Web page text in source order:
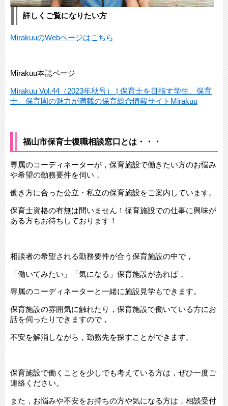
詳しくご覧になりたい方
MirakuuのWebページはこちら
Mirakuu本誌ページ
Mirakuu​ Vol.44（2023年秋号） | 保育士を目指す学生、保育
士、保育園の魅力が満載の保育総合情報サイトMirakuu​
福山市保育士復職相談窓口とは・・・
専属のコーディネーターが，保育施設で働きたい方のお悩み
や希望の勤務要件を伺い，
働き方に合った公立・私立の保育施設をご案内しています。
保育士資格の有無は問いません！保育施設での仕事に興味が
ある方もお待ちしております！
相談者の希望される勤務要件が合う保育施設の中で，
「働いてみたい」「気になる」保育施設があれば，
専属のコーディネーターと一緒に施設見学もできます。
保育施設の雰囲気に触れたり，保育施設で働いている方にお
話を伺ったりできますので，
不安を解消しながら，勤務先を探すことができます。
保育施設で働くことを少しでも考えている方は，ぜひ一度ご
連絡ください。
また，お悩みや不安をお持ちの方や気になる方は，相談受付